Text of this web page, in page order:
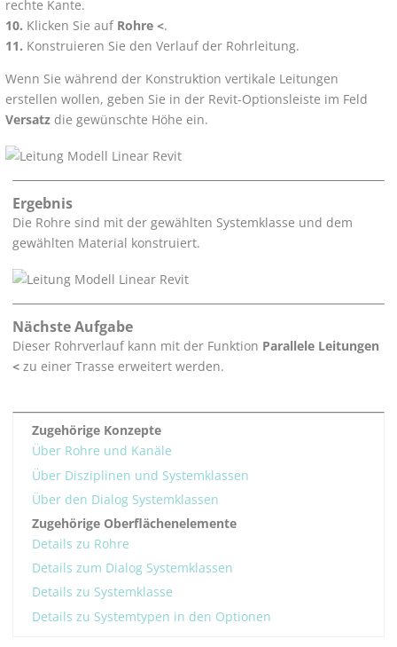
rechte Kante.
Klicken Sie auf Rohre <.
Konstruieren Sie den Verlauf der Rohrleitung.
Wenn Sie während der Konstruktion vertikale Leitungen
erstellen wollen, geben Sie in der Revit-Optionsleiste im Feld
Versatz die gewünschte Höhe ein.
Ergebnis
Die Rohre sind mit der gewählten Systemklasse und dem
gewählten Material konstruiert.
Nächste Aufgabe
Dieser Rohrverlauf kann mit der Funktion Parallele Leitungen
< zu einer Trasse erweitert werden.
Zugehörige Konzepte
Über Rohre und Kanäle
Über Disziplinen und Systemklassen
Über den Dialog Systemklassen
Zugehörige Oberflächenelemente
Details zu Rohre
Details zum Dialog Systemklassen
Details zu Systemklasse
Details zu Systemtypen in den Optionen